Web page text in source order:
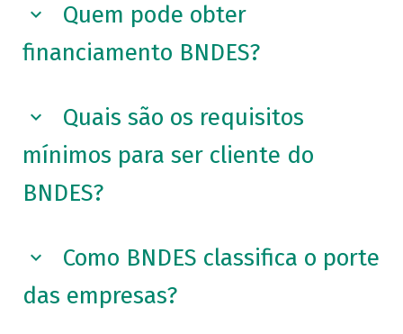
Quem pode obter
financiamento BNDES?
Quais são os requisitos
mínimos para ser cliente do
BNDES?
Como BNDES classifica o porte
das empresas?